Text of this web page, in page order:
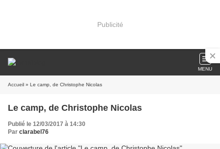
Publicité
MENU
Accueil » Le camp, de Christophe Nicolas
Le camp, de Christophe Nicolas
Publié le 12/03/2017 à 14:30
Par clarabel76